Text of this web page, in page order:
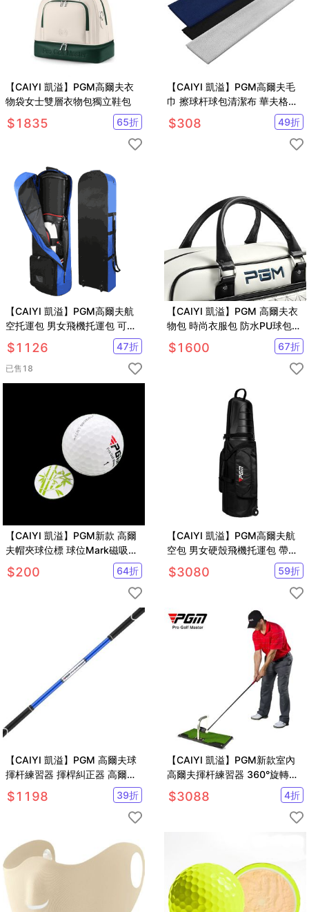
【CAIYI 凱溢】PGM高爾夫衣
物袋女士雙層衣物包獨立鞋包
$1835 65折
【CAIYI 凱溢】PGM高爾夫毛
巾 擦球杆球包清潔布 華夫格吸
水速乾運動巾加大款 2入
$308 49折
【CAIYI 凱溢】PGM高爾夫航
空托運包 男女飛機托運包 可折
疊滑輪球袋 旅行球包 航空套
golf航空包
$1126 47折
已售 18
【CAIYI 凱溢】PGM 高爾夫衣
物包 時尚衣服包 防水PU球包
大容量獨立鞋袋
$1600 67折
【CAIYI 凱溢】PGM新款 高爾
夫帽夾球位標 球位Mark磁吸帽
夾
$200 64折
【CAIYI 凱溢】PGM高爾夫航
空包 男女硬殼飛機托運包 帶輪
滑旅行球包
$3080 59折
【CAIYI 凱溢】PGM 高爾夫球
揮杆練習器 揮桿糾正器 高爾夫
初學裝備
$1198 39折
【CAIYI 凱溢】PGM新款室內
高爾夫揮杆練習器 360°旋轉訓
練器 可調高度支架
$3088 4折